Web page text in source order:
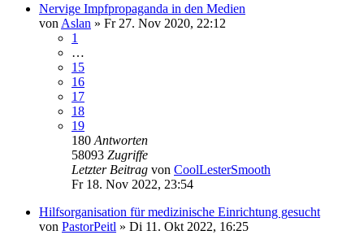
Nervige Impfpropaganda in den Medien
von Aslan » Fr 27. Nov 2020, 22:12
1
…
15
16
17
18
19
180 Antworten
58093 Zugriffe
Letzter Beitrag von CoolLesterSmooth
Fr 18. Nov 2022, 23:54
Hilfsorganisation für medizinische Einrichtung gesucht
von PastorPeitl » Di 11. Okt 2022, 16:25